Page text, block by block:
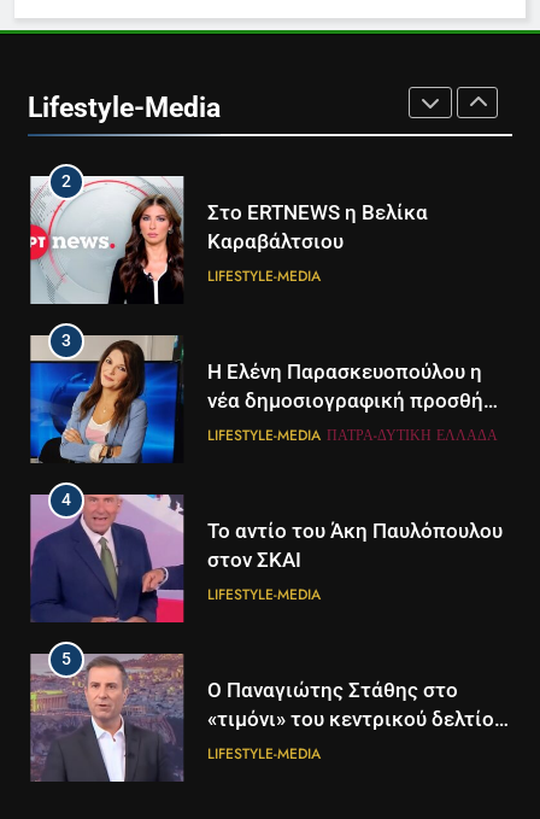
Lifestyle-Media
1
LIFESTYLE-MEDIA
2
Στο ERTNEWS η Βελίκα
Καραβάλτσιου
LIFESTYLE-MEDIA
3
Η Ελένη Παρασκευοπούλου η
νέα δημοσιογραφική προσθήκη
του ΣΚΑΪ στην Πάτρα
LIFESTYLE-MEDIA ΠΆΤΡΑ-ΔΥΤΙΚΉ ΕΛΛΆΔΑ
4
Το αντίο του Άκη Παυλόπουλου
στον ΣΚΑΙ
LIFESTYLE-MEDIA
5
Ο Παναγιώτης Στάθης στο
«τιμόνι» του κεντρικού δελτίου
ειδήσεων της ΕΡΤ
LIFESTYLE-MEDIA
5
Διάστημα: Εντοπίστηκαν για
πρώτη φορά ενδείξεις για τον
άνεμο που εκπέμπει η μαύρη
ΔΙΕΘΝΉ ΕΠΙΣΤΉΜΗ